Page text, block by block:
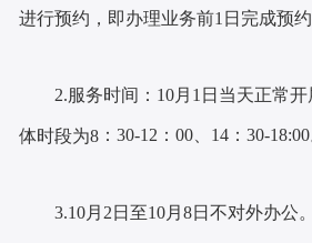
进行预约，即办理业务前1日完成预约
2.服务时间：10月1日当天正常
体时段为8 ：30-12 ：00、14 ：30-18:00
3.10月2日至10月8日不对外办